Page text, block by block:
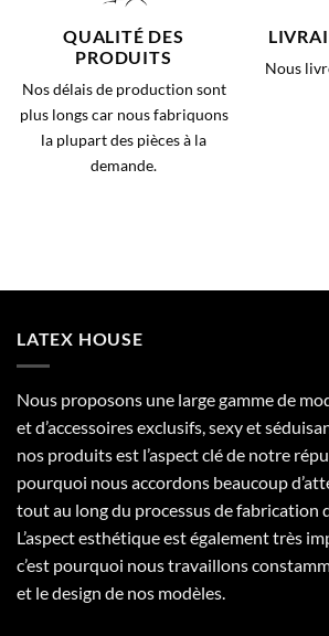
QUALITÉ DES
PRODUITS
Nos délais de production sont
plus longs car nous fabriquons
la plupart des pièces à la
demande.
Nous
LATEX HOUSE
Nous proposons une large gamme de
et d’accessoires exclusifs, sexy et
nos produits est l’aspect clé de notre
pourquoi nous accordons beaucoup
tout au long du processus de fabrication
L’aspect esthétique est également très
c’est pourquoi nous travaillons
et le design de nos modèles.